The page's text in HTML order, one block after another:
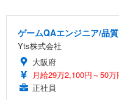
ゲームQAエンジニア/品
Yts株式会社
大阪府
月給29万2,100円～50万
正社員